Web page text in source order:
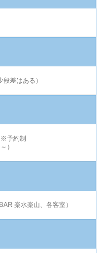
差はある）
※予約制
）
楽水楽山、各客室）